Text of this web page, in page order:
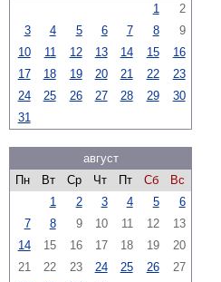
1
2
3
4 5 6 7 8
9
10
11 12 13 14 15
16
17
18 19 20 21 22
23
24
25 26 27 28 29
30
31
август
Пн
Вт Ср Чт Пт Сб
Вс
1
2 3 4 5
6
7
8 9 10 11 12
13
14
15 16 17 18 19
20
21
22 23 24 25 26
27